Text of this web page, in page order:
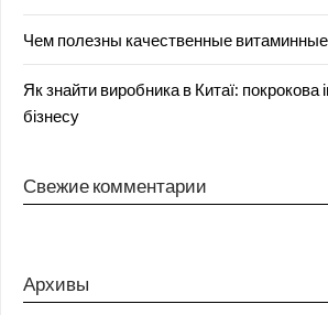
Чем полезны качественные
Як знайти виробника в Китаї: покрокова
бізнесу
Свежие комментарии
Архивы